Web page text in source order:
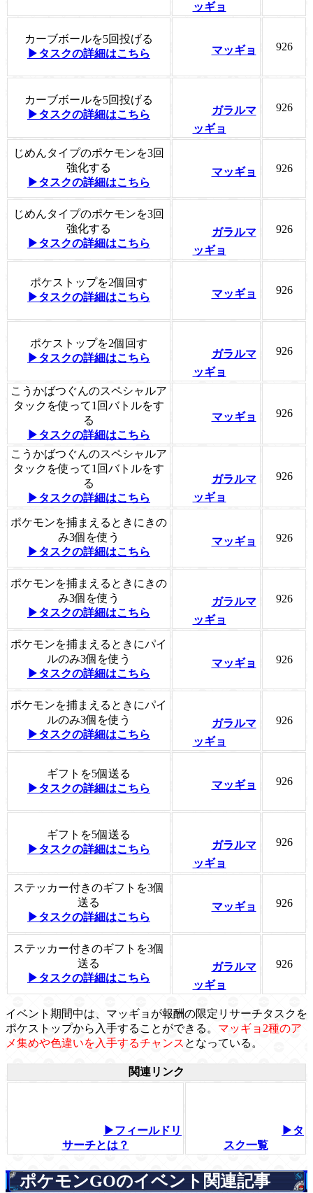
ッギョ
カーブボールを5回投げる
▶タスクの詳細はこちら
マッギョ 926
カーブボールを5回投げる
▶タスクの詳細はこちら
ガラルマ
ッギョ
926
じめんタイプのポケモンを3回
強化する
▶タスクの詳細はこちら
マッギョ 926
じめんタイプのポケモンを3回
強化する
▶タスクの詳細はこちら
ガラルマ
ッギョ
926
ポケストップを2個回す
▶タスクの詳細はこちら
マッギョ 926
ポケストップを2個回す
▶タスクの詳細はこちら
ガラルマ
ッギョ
926
こうかばつぐんのスペシャルア
タックを使って1回バトルをす
る
▶タスクの詳細はこちら
マッギョ 926
こうかばつぐんのスペシャルア
タックを使って1回バトルをす
る
▶タスクの詳細はこちら
ガラルマ
ッギョ
926
ポケモンを捕まえるときにきの
み3個を使う
▶タスクの詳細はこちら
マッギョ 926
ポケモンを捕まえるときにきの
み3個を使う
▶タスクの詳細はこちら
ガラルマ
ッギョ
926
ポケモンを捕まえるときにパイ
ルのみ3個を使う
▶タスクの詳細はこちら
マッギョ 926
ポケモンを捕まえるときにパイ
ルのみ3個を使う
▶タスクの詳細はこちら
ガラルマ
ッギョ
926
ギフトを5個送る
▶タスクの詳細はこちら
マッギョ 926
ギフトを5個送る
▶タスクの詳細はこちら
ガラルマ
ッギョ
926
ステッカー付きのギフトを3個
送る
▶タスクの詳細はこちら
マッギョ 926
ステッカー付きのギフトを3個
送る
▶タスクの詳細はこちら
ガラルマ
ッギョ
926
イベント期間中は、マッギョが報酬の限定リサーチタスクを
ポケストップから入手することができる。 マッギョ2種のア
メ集めや色違いを入手するチャンス となっている。
関連リンク
▶フィールドリ
サーチとは？
▶タ
スク一覧
ポケモンGOのイベント関連記事